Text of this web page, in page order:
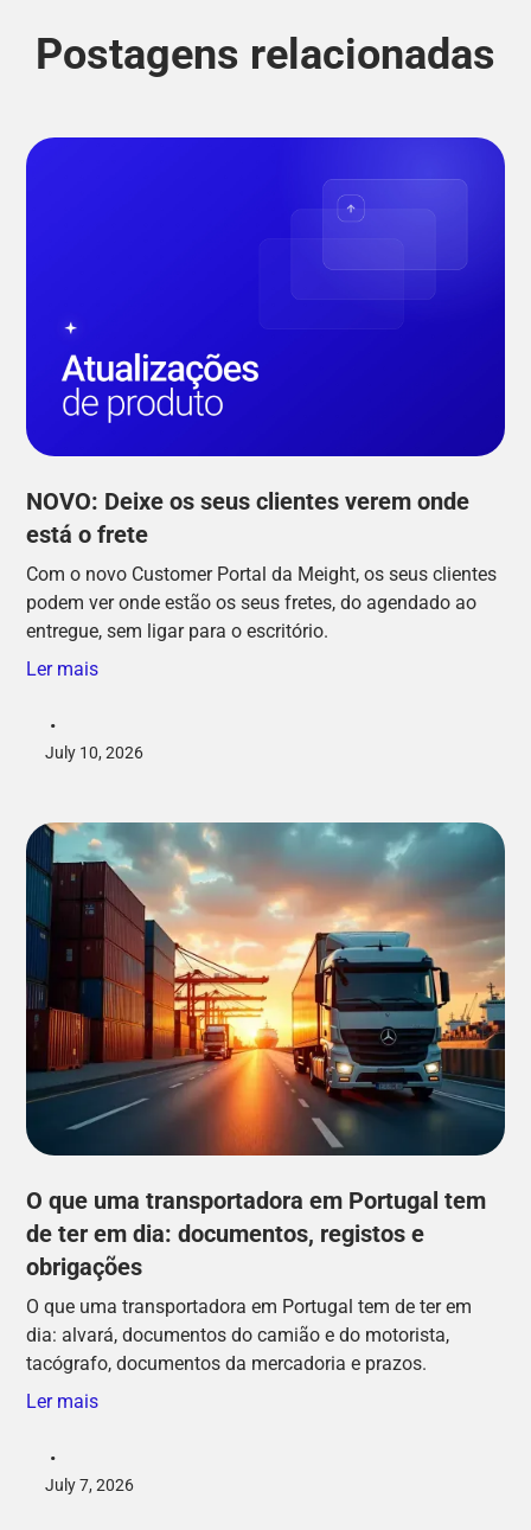
Postagens relacionadas
NOVO: Deixe os seus clientes verem onde
está o frete
Com o novo Customer Portal da Meight, os seus clientes
podem ver onde estão os seus fretes, do agendado ao
entregue, sem ligar para o escritório.
Ler mais
•
July 10, 2026
O que uma transportadora em Portugal tem
de ter em dia: documentos, registos e
obrigações
O que uma transportadora em Portugal tem de ter em
dia: alvará, documentos do camião e do motorista,
tacógrafo, documentos da mercadoria e prazos.
Ler mais
•
July 7, 2026